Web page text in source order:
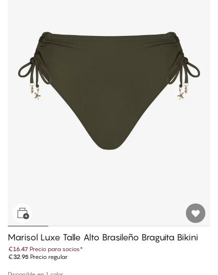
Marisol Luxe Talle Alto Brasileño Braguita Bikini
€16.47 Precio para socios*
€32.95 Precio regular